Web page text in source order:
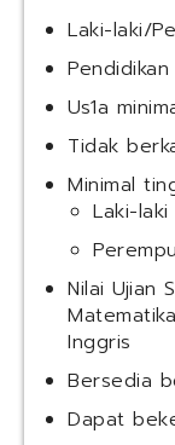
Laki-laki/
Us1a
Tidak
Minimal
Laki-
Nilai Ujian
Inggris
Bersedia
Dapat